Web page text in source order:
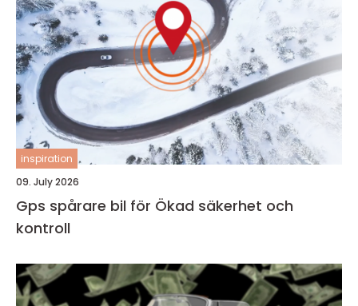
inspiration
09. July 2026
Gps spårare bil för Ökad säkerhet och
kontroll